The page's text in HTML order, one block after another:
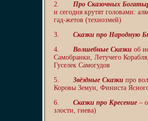
2. Про Сказочных
и сегодня крутят головами:
гад-жетов (технозмей)
3.
Сказки про Народную
4. Волшебные Сказки об
Самобранки, Летучего
Гуселек Самогудов
5. Звёздные Сказки про
Коровы Земун, Финиста
6.
Сказки про Кресение –
злости, гнева)